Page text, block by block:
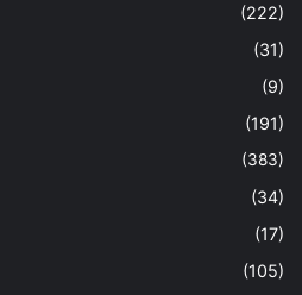
(222)
(31)
(9)
(191)
(383)
(34)
(17)
(105)